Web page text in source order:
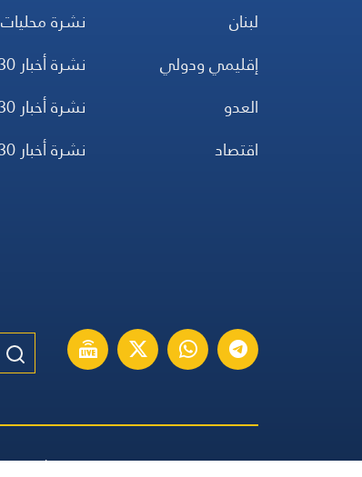
لبنان
إقليمي ودولي
العدو
اقتصاد
نشرة محليات
نشرة أخبار 23:30
نشرة أخبار 15:30
نشرة أخبار 11:30
الموقع الإنكليزي الموقع الفرنسي الموقع الأسباني